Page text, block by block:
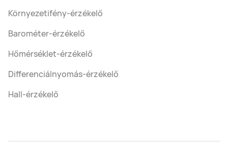
Környezetifény-érzékelő
Barométer-érzékelő
Hőmérséklet-érzékelő
Differenciálnyomás-érzékelő
Hall-érzékelő